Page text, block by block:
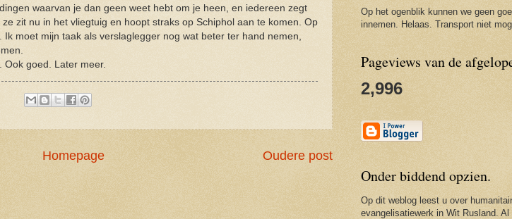
waarvan je dan geen weet hebt om je heen, en iedereen zegt
zit nu in het vliegtuig en hoopt straks op Schiphol aan te komen. Op
moet mijn taak als verslaglegger nog wat beter ter hand nemen,
goed. Later meer.
Oudere post
Homepage
Op het ogenblik kunnen we geen
innemen. Helaas. Transport niet
Pageviews van de
2,996
Onder biddend opzien.
Op dit weblog leest u over
evangelisatiewerk in Wit Rusland. Al